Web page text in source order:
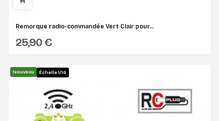
Remorque radio-commandée Vert Clair pour...
JAMARA
25,90 €
Nouveau Échelle 1/16